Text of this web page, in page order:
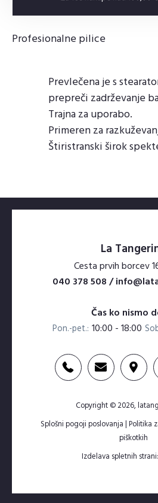
Profesionalne pilice
Prevlečena je s
prepreči zadrževanje
Trajna za uporabo.
Primeren za
Štiristranski širok
La
Cesta prvih borcev
040 378 508 /
Čas ko nismo
Pon.-pet.: 10:00 - 18:00
Copyright © 2026,
Splošni pogoji poslovanja | Politika
piškotkih
Izdelava spletnih strani: